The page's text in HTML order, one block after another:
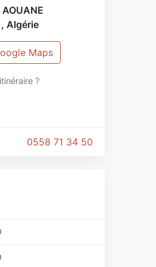
, Algérie
Maps
?
0558 71 34 50